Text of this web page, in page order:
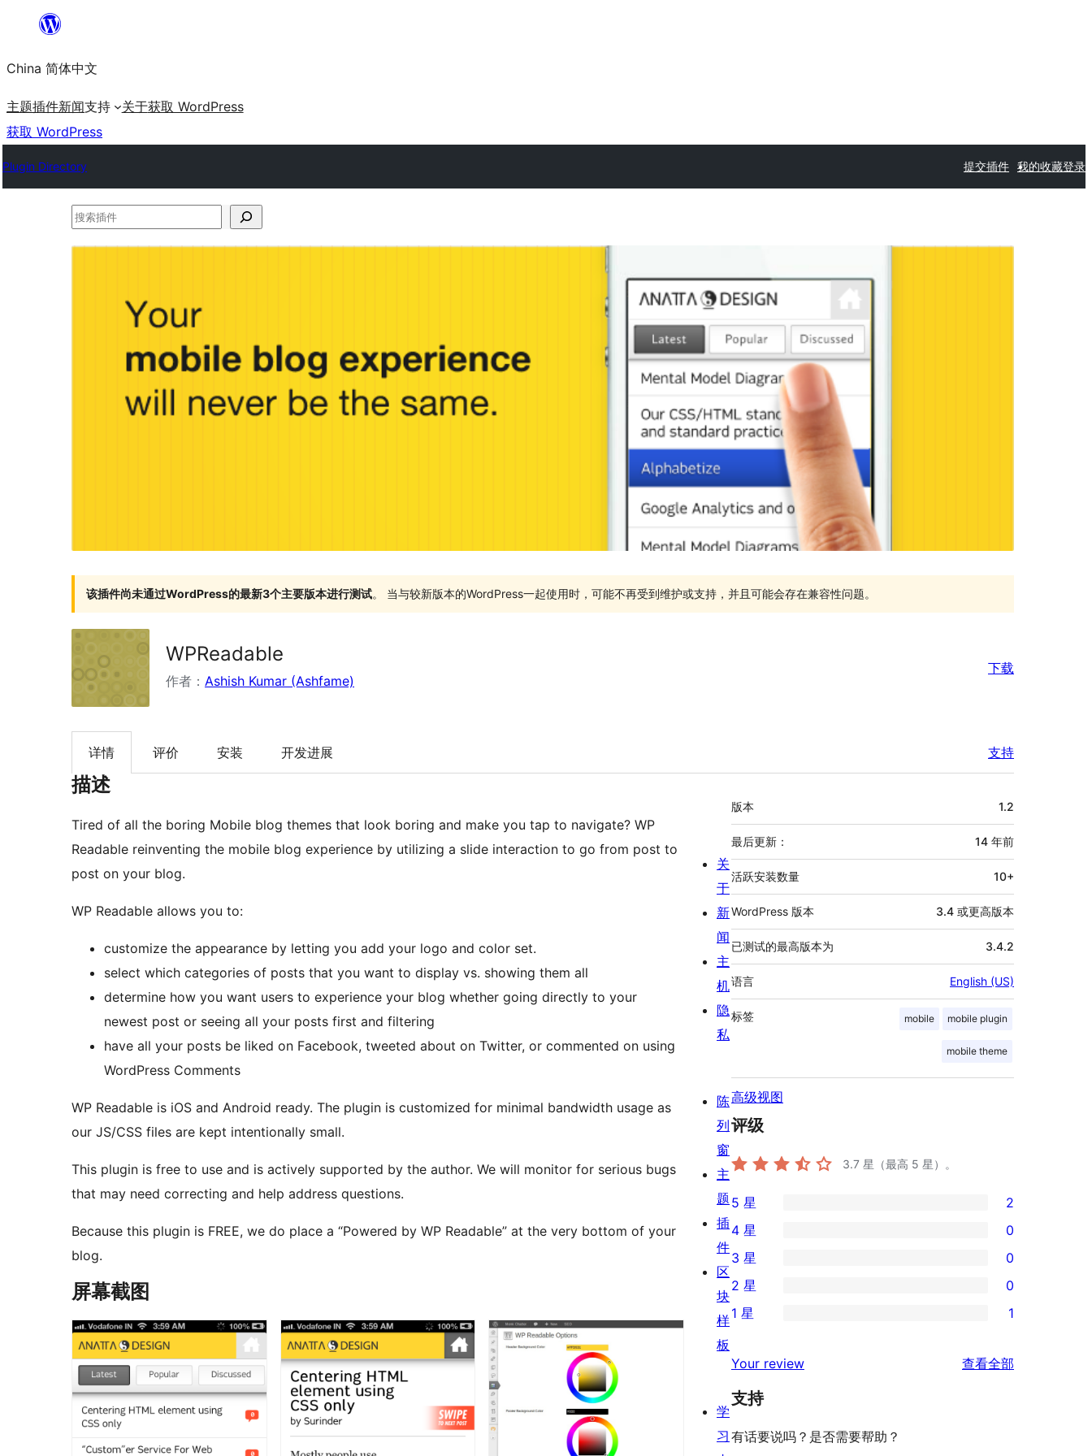
内
容
China 简体中文
主题插件新闻支持 关于获取 WordPress
获取 WordPress
Plugin Directory 提交插件 我的收藏登录
搜
该插件尚未通过WordPress的最新3个主要版本进行测试。 当与较新版本的WordPress一起使用时，可能不再受到维护或支持，并且可能会存在兼容性问题。
WPReadable
作者： Ashish Kumar (Ashfame)
下载
详情 评价 安装 开发进展 支持
描述
Tired of all the boring Mobile blog themes that look boring and make you tap to navigate? WP
Readable reinventing the mobile blog experience by utilizing a slide interaction to go from post to
post on your blog.
WP Readable allows you to:
customize the appearance by letting you add your logo and color set.
select which categories of posts that you want to display vs. showing them all
determine how you want users to experience your blog whether going directly to your
newest post or seeing all your posts first and filtering
have all your posts be liked on Facebook, tweeted about on Twitter, or commented on using
WordPress Comments
WP Readable is iOS and Android ready. The plugin is customized for minimal bandwidth usage as
our JS/CSS files are kept intentionally small.
This plugin is free to use and is actively supported by the author. We will monitor for serious bugs
that may need correcting and help address questions.
Because this plugin is FREE, we do place a “Powered by WP Readable” at the very bottom of your
blog.
屏幕截图
额
外
信
息
版本 1.2
最后更新： 14 年前
活跃安装数量 10+
WordPress 版本 3.4 或更高版本
已测试的最高版本为 3.4.2
语言 English (US)
标签 mobile mobile plugin
mobile theme
高级视图
评级
3.7 星（最高 5 星）。
2
条
5
星
评
5 星 2
条
4
星
价
4 星 0
0
条
3
评
价
3 星 0
条
星
评
2 星 0
1
星
价
1 星 1
Your review 查看全部
支持
有话要说吗？是否需要帮助？
关
于
新
闻
主
机
隐
私
陈
列
窗
主
题
插
件
区
块
样
板
学
习